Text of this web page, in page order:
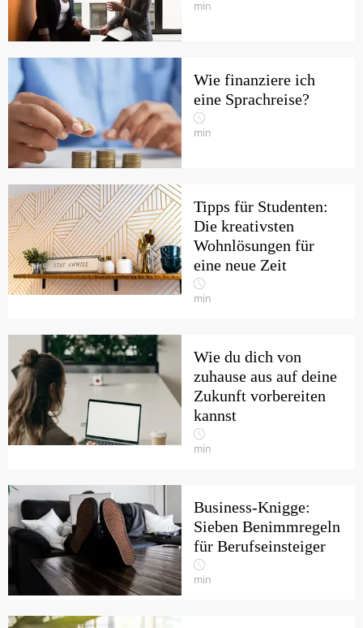
min
Wie finanziere ich
eine Sprachreise?
min
Tipps für Studenten:
Die kreativsten
Wohnlösungen für
eine neue Zeit
min
Wie du dich von
zuhause aus auf deine
Zukunft vorbereiten
kannst
min
Business-Knigge:
Sieben Benimmregeln
für Berufseinsteiger
min